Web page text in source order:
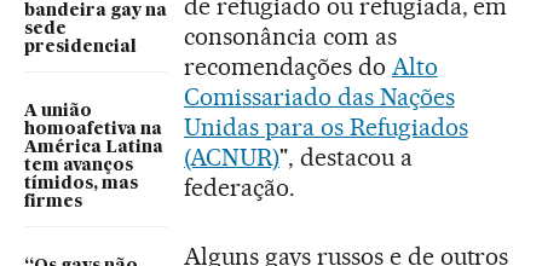
bandeira gay na
sede
presidencial
A união
homoafetiva na
América Latina
tem avanços
tímidos, mas
firmes
de refugiado ou refugiada, em
consonância com as
recomendações do Alto
Comissariado das Nações
Unidas para os Refugiados
(ACNUR)", destacou a
federação.
Alguns gays russos e de outros